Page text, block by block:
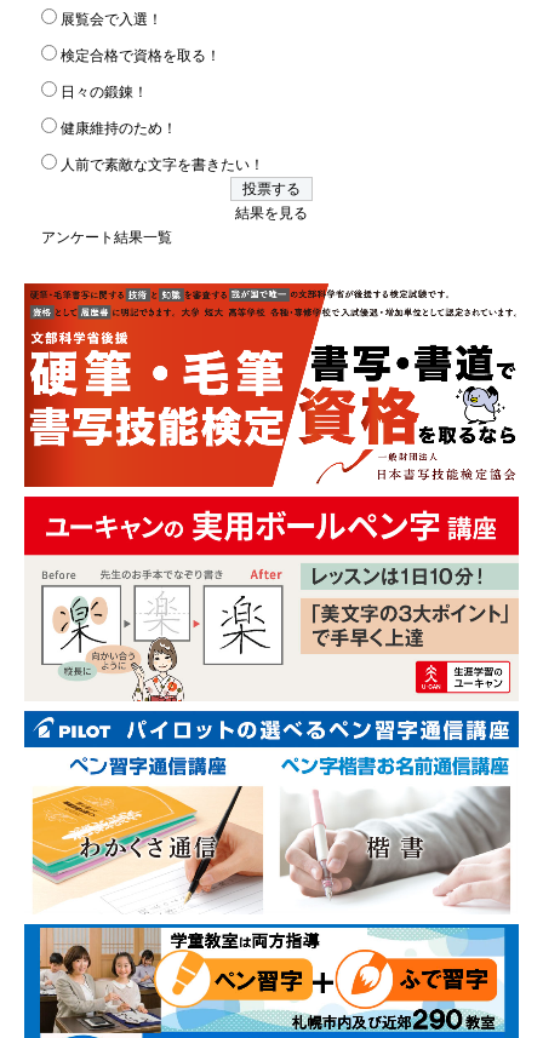
展覧会で入選！
検定合格で資格を取る！
日々の鍛錬！
健康維持のため！
人前で素敵な文字を書きたい！
結果を見る
アンケート結果一覧